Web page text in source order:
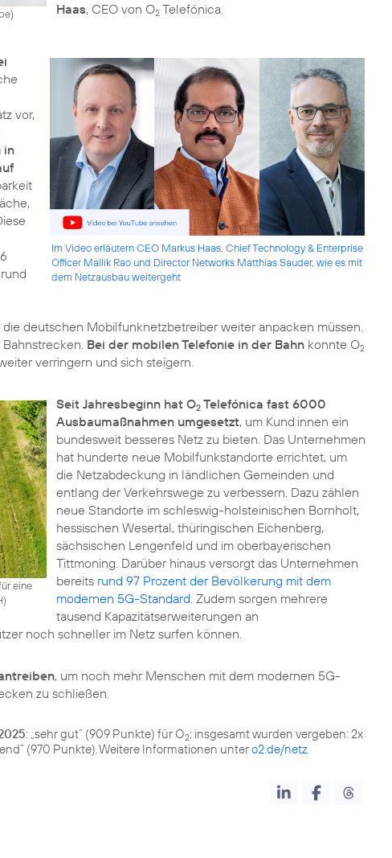
)
Haas, CEO von O2Telefónica.
Im Video erläutern CEO Markus Haas, Chief Technology & Enterprise
Officer Mallik Rao und Director Networks Matthias Sauder, wie es mit
dem Netzausbau weitergeht
vor,
in
deutschen Mobilfunknetzbetreiber weiter anpacken müssen.
Bei der mobilen Telefonie in der Bahn konnte O2
verringern und sich steigern.
eine
)
Seit Jahresbeginn hat O2Telefónica fast 6000
Ausbaumaßnahmen umgesetzt, um Kund:innen ein
bundesweit besseres Netz zu bieten. Das Unternehmen
hat hunderte neue Mobilfunkstandorte errichtet, um
die Netzabdeckung in ländlichen Gemeinden und
entlang der Verkehrswege zu verbessern. Dazu zählen
neue Standorte im schleswig-holsteinischen Bornholt,
hessischen Wesertal, thüringischen Eichenberg,
sächsischen Lengenfeld und im oberbayerischen
Tittmoning. Darüber hinaus versorgt das Unternehmen
bereits rund 97 Prozent der Bevölkerung mit dem
modernen 5G-Standard . Zudem sorgen mehrere
tausend Kapazitätserweiterungen an
noch schneller im Netz surfen können.
, um noch mehr Menschen mit dem modernen 5G-
zu schließen.
: „sehr gut“ (909 Punkte) für O2; insgesamt wurden vergeben: 2x
(970 Punkte). Weitere Informationen untero2.de/netz.